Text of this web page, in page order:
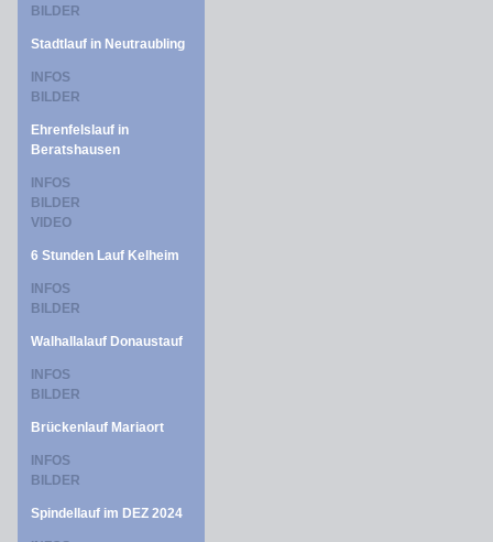
BILDER
Stadtlauf in Neutraubling
INFOS
BILDER
Ehrenfelslauf in
Beratshausen
INFOS
BILDER
VIDEO
6 Stunden Lauf Kelheim
INFOS
BILDER
Walhallalauf Donaustauf
INFOS
BILDER
Brückenlauf Mariaort
INFOS
BILDER
Spindellauf im DEZ 2024